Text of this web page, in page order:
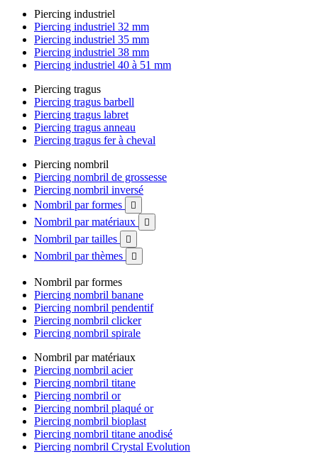
Piercing industriel
Piercing industriel 32 mm
Piercing industriel 35 mm
Piercing industriel 38 mm
Piercing industriel 40 à 51 mm
Piercing tragus
Piercing tragus barbell
Piercing tragus labret
Piercing tragus anneau
Piercing tragus fer à cheval
Piercing nombril
Piercing nombril de grossesse
Piercing nombril inversé
Nombril par formes

Nombril par matériaux 
Nombril par tailles 
Nombril par thèmes 
Nombril par formes
Piercing nombril banane
Piercing nombril pendentif
Piercing nombril clicker
Piercing nombril spirale
Nombril par matériaux
Piercing nombril acier
Piercing nombril titane
Piercing nombril or
Piercing nombril plaqué or
Piercing nombril bioplast
Piercing nombril titane anodisé
Piercing nombril Crystal Evolution